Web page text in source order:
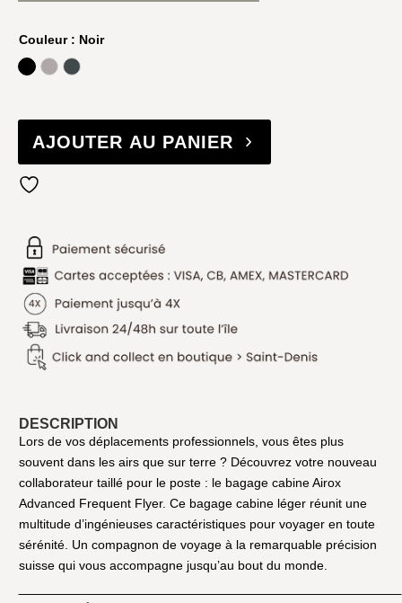
Couleur: Noir
NoirStone White
Storm
AJOUTER AU PANIER
DESCRIPTION
Lors de vos déplacements professionnels, vous êtes plus
souvent dans les airs que sur terre ? Découvrez votre nouveau
collaborateur taillé pour le poste : le bagage cabine Airox
Advanced Frequent Flyer. Ce bagage cabine léger réunit une
multitude d’ingénieuses caractéristiques pour voyager en toute
sérénité. Un compagnon de voyage à la remarquable précision
suisse qui vous accompagne jusqu’au bout du monde.